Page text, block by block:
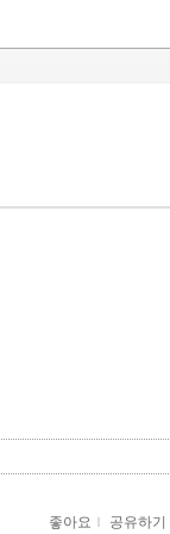
좋아요 ｌ 공유하기